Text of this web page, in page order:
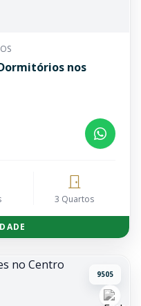
nos
3 Quartos
9505